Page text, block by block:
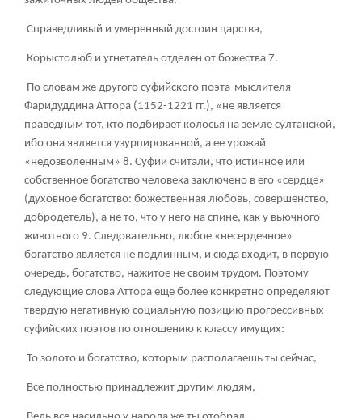
Справедливый и умеренный достоин царства,
Корыстолюб и угнетатель отделен от божества 7.
По словам же другого суфийского поэта-мыслителя
Фаридуддина Аттора (1152-1221 гг.), «не является
праведным тот, кто подбирает колосья на земле султанской,
ибо она является узурпированной, а ее урожай
«недозволенным» 8. Суфии считали, что истинное или
собственное богатство человека заключено в его «сердце»
(духовное богатство: божественная любовь, совершенство,
добродетель), а не то, что у него на спине, как у вьючного
животного 9. Следовательно, любое «несердечное»
богатство является не подлинным, и сюда входит, в первую
очередь, богатство, нажитое не своим трудом. Поэтому
следующие слова Аттора еще более конкретно определяют
твердую негативную социальную позицию прогрессивных
суфийских поэтов по отношению к классу имущих:
То золото и богатство, которым располагаешь ты сейчас,
Все полностью принадлежит другим людям,